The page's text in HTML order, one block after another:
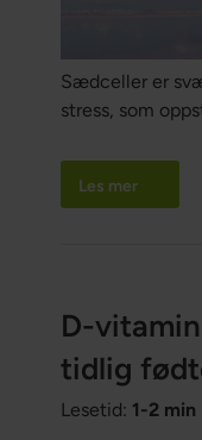
Sædceller er
stress, som
organer.
Les mer
D-
tidlig
Lesetid: 1-2 min